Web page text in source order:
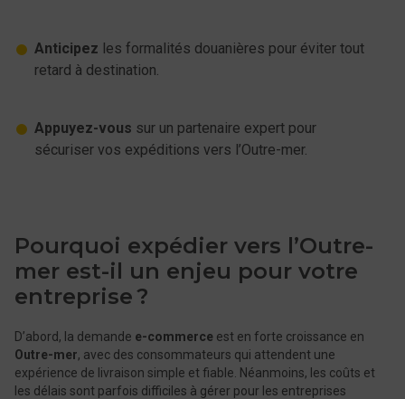
Anticipez les formalités douanières pour éviter tout
retard à destination.
Appuyez-vous sur un partenaire expert pour
sécuriser vos expéditions vers l’Outre-mer.
Pourquoi expédier vers l’Outre-
mer est-il un enjeu pour votre
entreprise ?
D’abord, la demande e-commerce est en forte croissance en
Outre-mer, avec des consommateurs qui attendent une
expérience de livraison simple et fiable. Néanmoins, les coûts et
les délais sont parfois difficiles à gérer pour les entreprises